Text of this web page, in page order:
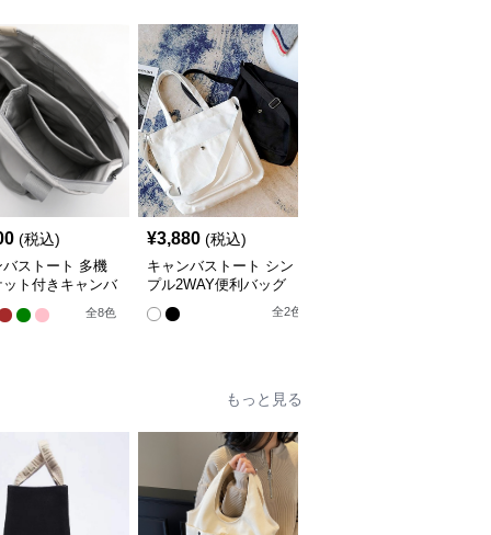
(税込)
バストート 多機
ット付きキャンバ
ョルダートート
全8色
¥3,880 (税込)
キャンバストート シン
プル2WAY便利バッグ
全2色
もっと見る